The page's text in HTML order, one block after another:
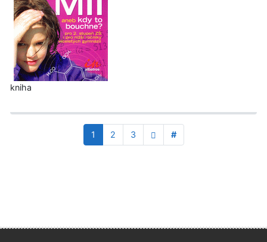
kniha
1 2 3 #